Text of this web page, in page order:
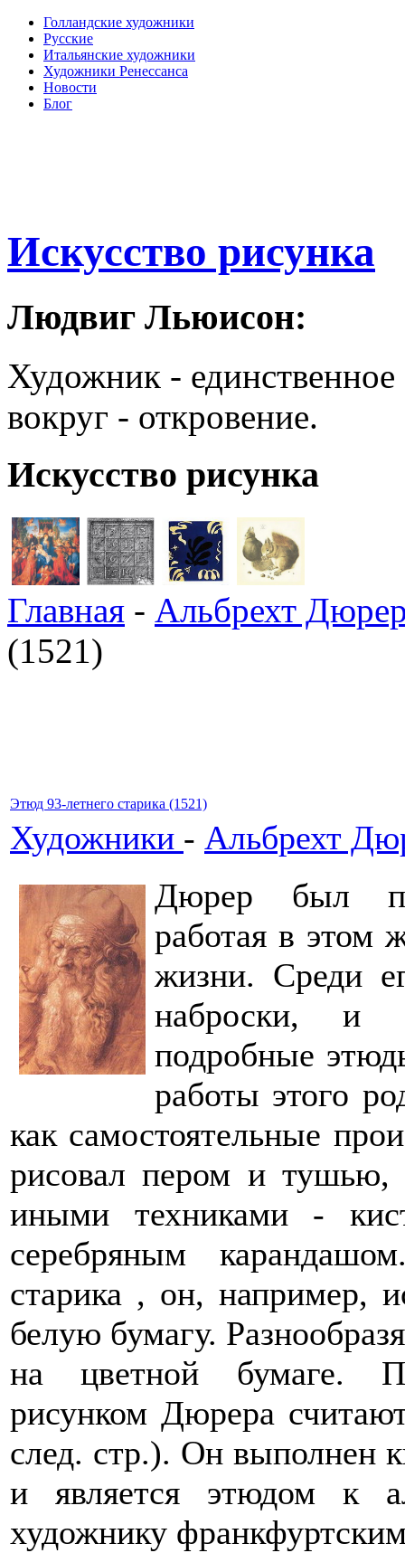
Голландские художники
Русские
Итальянские художники
Художники Ренессанса
Новости
Блог
Искусство рисунка
Людвиг Льюисон:
Художник - единственное
вокруг - откровение.
Искусство рисунка
Главная - Альбрехт
(1521)
Этюд 93-летнего старика (1521)
Художники - Альбрехт
Дюрер был
работая в этом
жизни. Среди
наброски, и
подробные
работы этого
как самостоятельные
рисовал пером и тушью,
иными техниками -
серебряным
старика , он, например,
белую бумагу.
на цветной бумаге.
рисунком Дюрера
след. стр.). Он выполнен
и является этюдом к
художнику